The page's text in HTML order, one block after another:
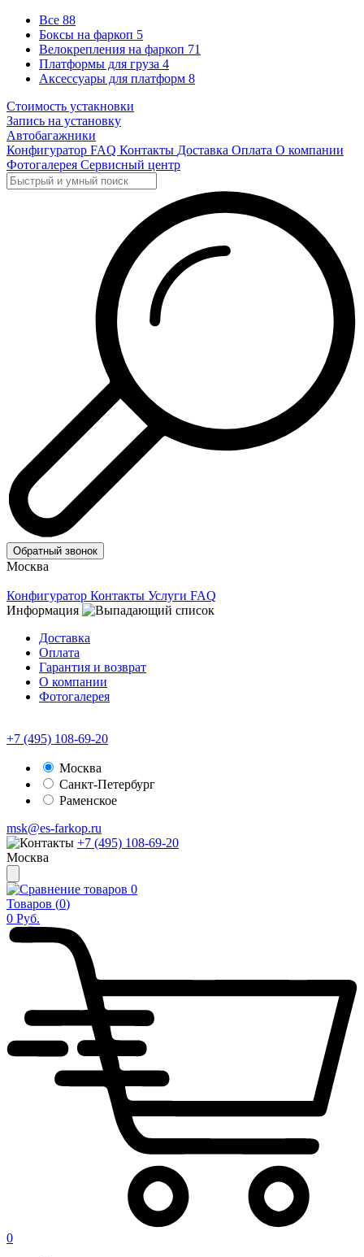
Все 88
Боксы на фаркоп 5
Велокрепления на фаркоп 71
Платформы для груза 4
Аксессуары для платформ 8
Стоимость устакновки
Запись на установку
Автобагажники
Конфигуратор FAQ Контакты Доставка Оплата О компании
Фотогалерея Сервисный центр
Обратный звонок
Москва
Конфигуратор Контакты Услуги FAQ
Информация
Доставка
Оплата
Гарантия и возврат
О компании
Фотогалерея
+7 (495) 108-69-20
Москва
Санкт-Петербург
Раменское
msk@es-farkop.ru
+7 (495) 108-69-20
Москва
0
Товаров (0)
0 Руб.
0